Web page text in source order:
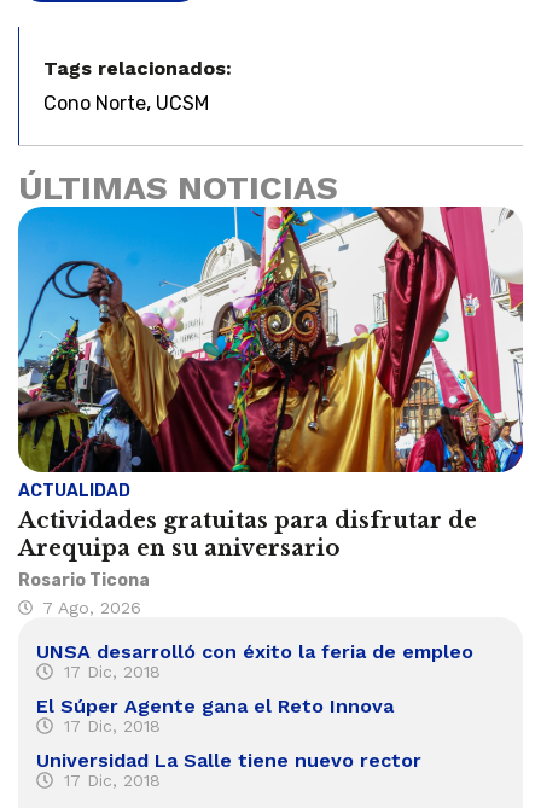
Tags relacionados:
Cono Norte, UCSM
ÚLTIMAS NOTICIAS
ACTUALIDAD
Actividades gratuitas para disfrutar de
Arequipa en su aniversario
Rosario Ticona
7 Ago, 2026
UNSA desarrolló con éxito la feria de empleo
17 Dic, 2018
El Súper Agente gana el Reto Innova
17 Dic, 2018
Universidad La Salle tiene nuevo rector
17 Dic, 2018